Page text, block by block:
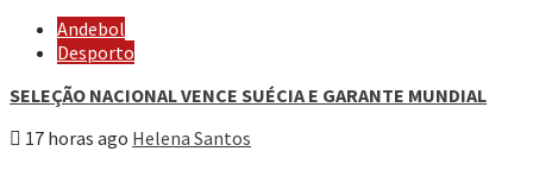
Andebol
Desporto
SELEÇÃO NACIONAL VENCE SUÉCIA E GARANTE MUNDIAL
17 horas ago Helena Santos